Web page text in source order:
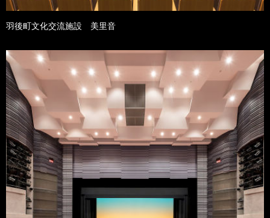
羽後町文化交流施設 美里音